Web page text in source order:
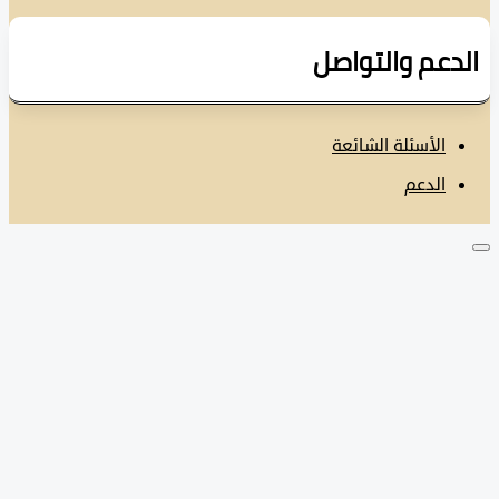
والتواصل
الأسئلة الشائعة
الدعم